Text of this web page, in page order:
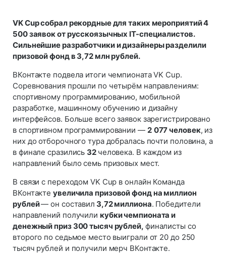
VK Cup собрал рекордные для таких мероприятий 4
500 заявок от русскоязычных IT-специалистов.
Сильнейшие разработчики и дизайнеры разделили
призовой фонд в 3,72 млн рублей.
ВКонтакте подвела итоги чемпионата VK Cup.
Соревнования прошли по четырём направлениям:
спортивному программированию, мобильной
разработке, машинному обучению и дизайну
интерфейсов. Больше всего заявок зарегистрировано
в спортивном программировании — 2 077 человек, из
них до отборочного тура добралась почти половина, а
в финале сразились 32 человека. В каждом из
направлений было семь призовых мест.
В связи с переходом VK Cup в онлайн Команда
ВКонтактеувеличила призовой фонд на миллион
рублей— он составил 3,72 миллиона. Победители
направлений получили кубки чемпионата и
денежный приз 300 тысяч рублей, финалисты со
второго по седьмое место выиграли от 20 до 250
тысяч рублей и получили мерч ВКонтакте.